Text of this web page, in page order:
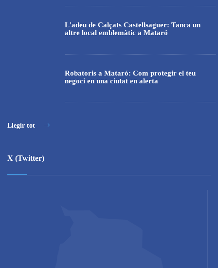
L'adeu de Calçats Castellsaguer: Tanca un
altre local emblemàtic a Mataró
Robatoris a Mataró: Com protegir el teu
negoci en una ciutat en alerta
Llegir tot
X (Twitter)